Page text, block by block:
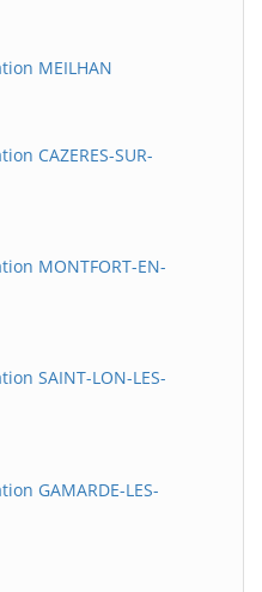
MEILHAN
CAZERES-SUR-
MONTFORT-EN-
SAINT-LON-LES-
GAMARDE-LES-